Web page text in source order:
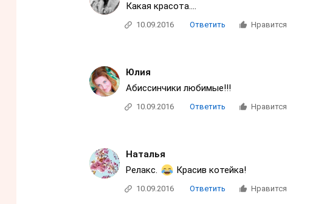
Какая красота....
10.09.2016 Ответить Нравится
Юлия
Абиссинчики любимые!!!
10.09.2016 Ответить Нравится
Наталья
Релакс.
Красив котейка!
10.09.2016 Ответить Нравится